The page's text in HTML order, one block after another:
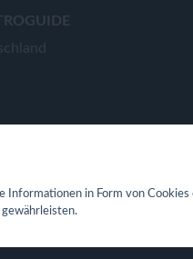
in Form von